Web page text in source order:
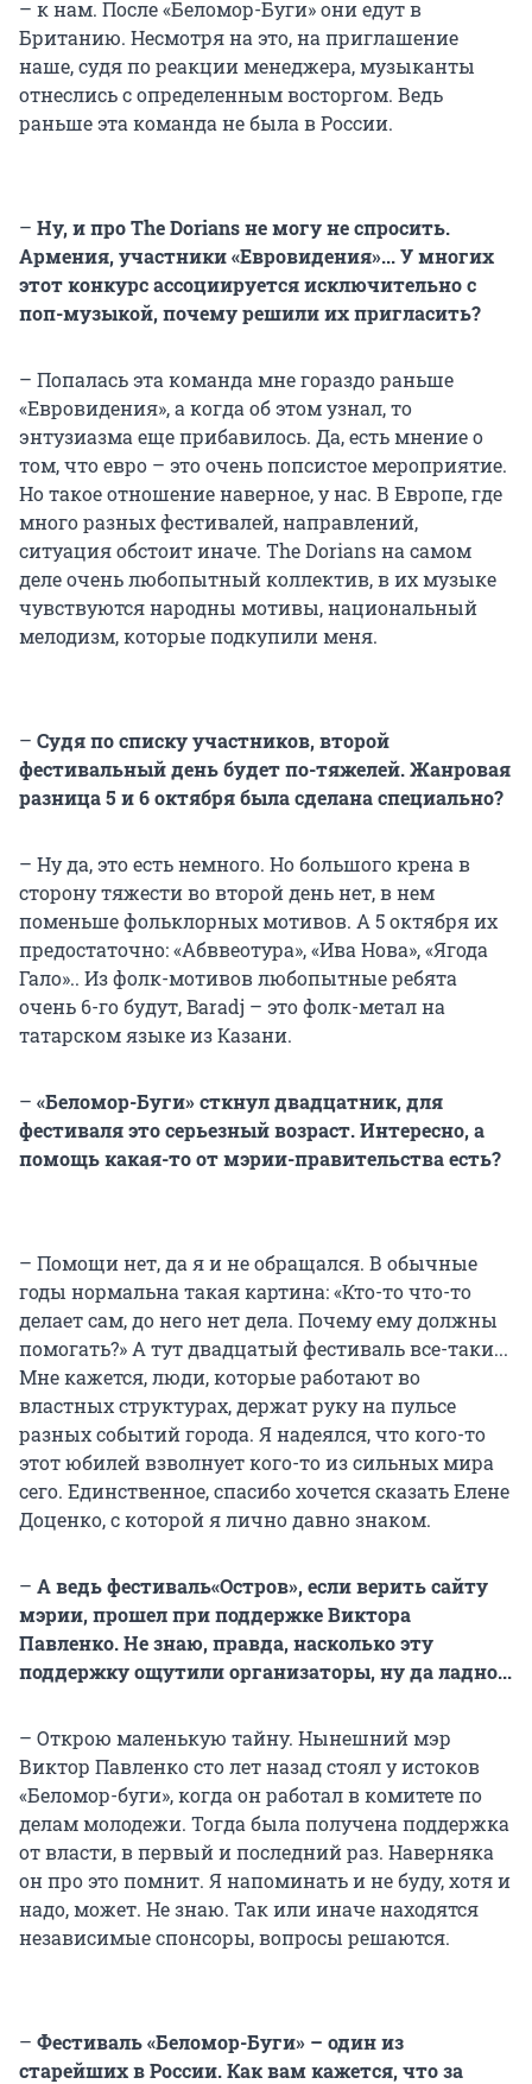
– к нам. После «Беломор-Буги» они едут в
Британию. Несмотря на это, на приглашение
наше, судя по реакции менеджера, музыканты
отнеслись с определенным восторгом. Ведь
раньше эта команда не была в России.
– Ну, и про The Dorians не могу не спросить.
Армения, участники «Евровидения»... У многих
этот конкурс ассоциируется исключительно с
поп-музыкой, почему решили их пригласить?
– Попалась эта команда мне гораздо раньше
«Евровидения», а когда об этом узнал, то
энтузиазма еще прибавилось. Да, есть мнение о
том, что евро – это очень попсистое мероприятие.
Но такое отношение наверное, у нас. В Европе, где
много разных фестивалей, направлений,
ситуация обстоит иначе. The Dorians на самом
деле очень любопытный коллектив, в их музыке
чувствуются народны мотивы, национальный
мелодизм, которые подкупили меня.
– Судя по списку участников, второй
фестивальный день будет по-тяжелей. Жанровая
разница 5 и 6 октября была сделана специально?
– Ну да, это есть немного. Но большого крена в
сторону тяжести во второй день нет, в нем
поменьше фольклорных мотивов. А 5 октября их
предостаточно: «Абввеотура», «Ива Нова», «Ягода
Гало».. Из фолк-мотивов любопытные ребята
очень 6-го будут, Baradj – это фолк-метал на
татарском языке из Казани.
– «Беломор-Буги» сткнул двадцатник, для
фестиваля это серьезный возраст. Интересно, а
помощь какая-то от мэрии-правительства есть?
– Помощи нет, да я и не обращался. В обычные
годы нормальна такая картина: «Кто-то что-то
делает сам, до него нет дела. Почему ему должны
помогать?» А тут двадцатый фестиваль все-таки...
Мне кажется, люди, которые работают во
властных структурах, держат руку на пульсе
разных событий города. Я надеялся, что кого-то
этот юбилей взволнует кого-то из сильных мира
сего. Единственное, спасибо хочется сказать Елене
Доценко, с которой я лично давно знаком.
– А ведь фестиваль«Остров», если верить сайту
мэрии, прошел при поддержке Виктора
Павленко. Не знаю, правда, насколько эту
поддержку ощутили организаторы, ну да ладно...
– Открою маленькую тайну. Нынешний мэр
Виктор Павленко сто лет назад стоял у истоков
«Беломор-буги», когда он работал в комитете по
делам молодежи. Тогда была получена поддержка
от власти, в первый и последний раз. Наверняка
он про это помнит. Я напоминать и не буду, хотя и
надо, может. Не знаю. Так или иначе находятся
независимые спонсоры, вопросы решаются.
– Фестиваль «Беломор-Буги» – один из
старейших в России. Как вам кажется, что за